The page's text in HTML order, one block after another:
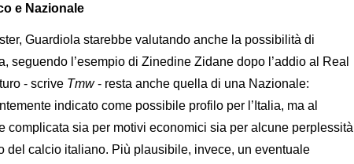
e Nazionale
Guardiola starebbe valutando anche la possibilità di
seguendo l’esempio di Zinedine Zidane dopo l’addio al Real
- scrive Tmw- resta anche quella di una Nazionale:
indicato come possibile profilo per l’Italia, ma al
complicata sia per motivi economici sia per alcune perplessità
del calcio italiano. Più plausibile, invece, un eventuale